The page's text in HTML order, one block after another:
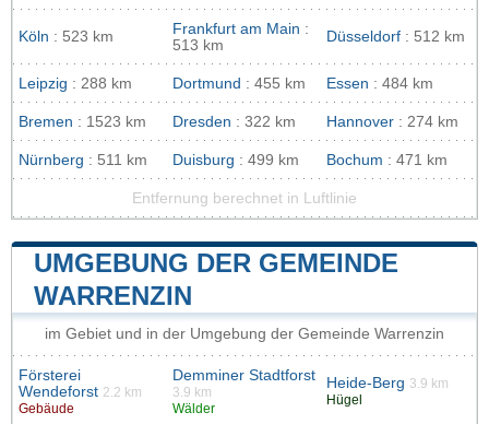
Köln : 523 km Frankfurt am Main :
513 km
Düsseldorf : 512 km
Leipzig : 288 km Dortmund : 455 km Essen : 484 km
Bremen : 1523 km Dresden : 322 km Hannover : 274 km
Nürnberg : 511 km Duisburg : 499 km Bochum : 471 km
Entfernung berechnet in Luftlinie
UMGEBUNG DER GEMEINDE
WARRENZIN
im Gebiet und in der Umgebung der Gemeinde Warrenzin
Försterei
Wendeforst 2.2 km
Gebäude
Demminer Stadtforst
3.9 km
Wälder
Heide-Berg 3.9 km
Hügel